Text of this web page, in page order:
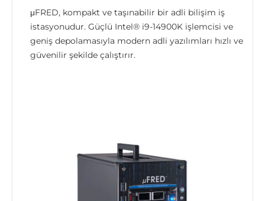
μFRED, kompakt ve taşınabilir bir adli bilişim iş
istasyonudur. Güçlü Intel® i9-14900K işlemcisi ve
geniş depolamasıyla modern adli yazılımları hızlı ve
güvenilir şekilde çalıştırır.